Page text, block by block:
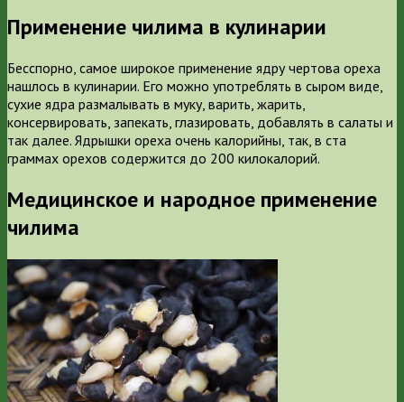
Применение чилима в кулинарии
Бесспорно, самое широкое применение ядру чертова ореха
нашлось в кулинарии. Его можно употреблять в сыром виде,
сухие ядра размалывать в муку, варить, жарить,
консервировать, запекать, глазировать, добавлять в салаты и
так далее. Ядрышки ореха очень калорийны, так, в ста
граммах орехов содержится до 200 килокалорий.
Медицинское и народное применение
чилима